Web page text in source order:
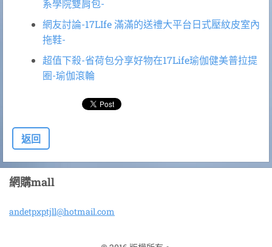
系學院雙肩包-
網友討論-17LIfe 滿滿的送禮大平台日式壓紋皮室內
拖鞋-
超值下殺-省荷包分享好物在17Life瑜伽健美普拉提
圈-瑜伽滾輪
返回
網購mall
andetpxptjll@hotmail.com